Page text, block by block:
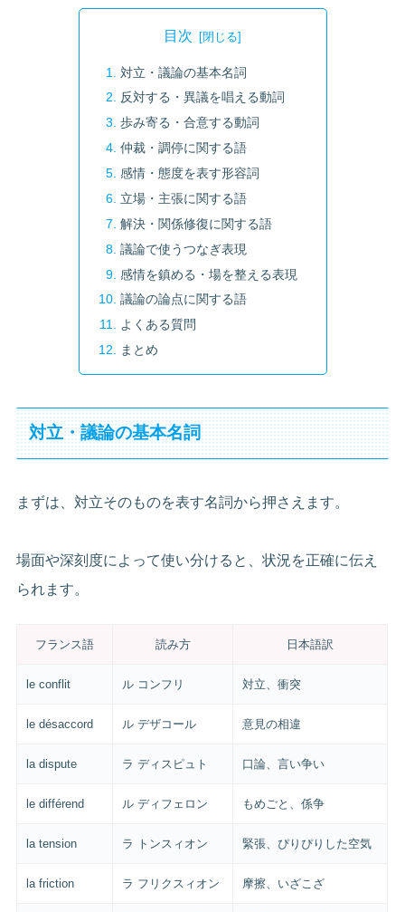
目次
対立・議論の基本名詞
反対する・異議を唱える動詞
歩み寄る・合意する動詞
仲裁・調停に関する語
感情・態度を表す形容詞
立場・主張に関する語
解決・関係修復に関する語
議論で使うつなぎ表現
感情を鎮める・場を整える表現
議論の論点に関する語
よくある質問
まとめ
対立・議論の基本名詞
まずは、対立そのものを表す名詞から押さえます。
場面や深刻度によって使い分けると、状況を正確に伝え
られます。
フランス語 読み方 日本語訳
le conflit ル コンフリ 対立、衝突
le désaccord ル デザコール 意見の相違
la dispute ラ ディスピュト 口論、言い争い
le différend ル ディフェロン もめごと、係争
la tension ラ トンスィオン 緊張、ぴりぴりした空気
la friction ラ フリクスィオン 摩擦、いざこざ